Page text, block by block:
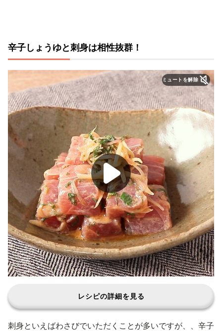
辛子しょうゆと刺身は相性抜群！
ミュートを解除
レシピの詳細を見る
刺身といえばわさびでいただくことが多いですが、、辛子